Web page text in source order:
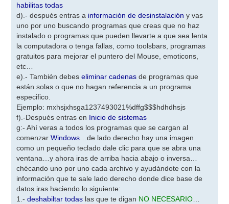
habilitas todas
d).- después entras a información de desinstalacióny vas
uno por uno buscando programas que creas que no haz
instalado o programas que pueden llevarte a que sea lenta
la computadora o tenga fallas, como toolsbars, programas
gratuitos para mejorar el puntero del Mouse, emoticons,
etc…
e).- También debeseliminar cadenasde programas que
están solas o que no hagan referencia a un programa
especifico.
Ejemplo: mxhsjxhsga1237493021%dffg$$$hdhdhsjs
f).-Después entras en Inicio de sistemas
g:- Ahí veras a todos los programas que se cargan al
comenzarWindows…de lado derecho hay una imagen
como un pequeño teclado dale clic para que se abra una
ventana…y ahora iras de arriba hacia abajo o inversa…
chécando uno por uno cada archivo y ayudándote con la
información que te sale lado derecho donde dice base de
datos iras haciendo lo siguiente:
1.-deshabiltar todas las que te digan NO NECESARIO…